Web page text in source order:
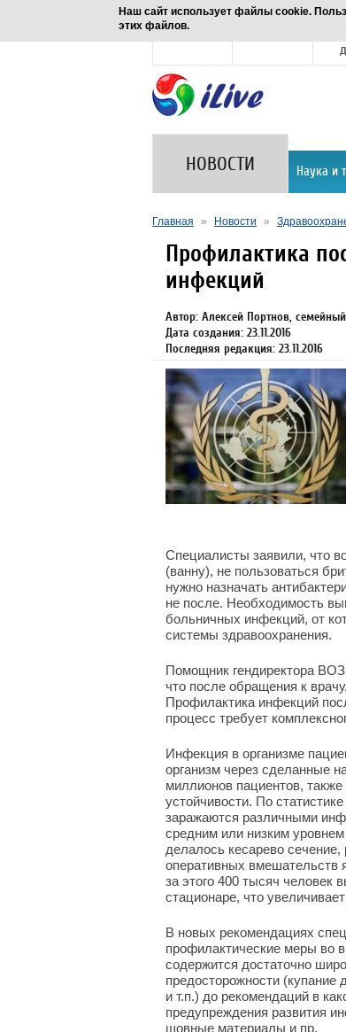
Наш сайт использует файлы cookie.
этих файлов.Новости
НОВОСТИ Наука и
Главная » Новости »
Профилактика
инфекций
Автор: Алексей Портнов,
Дата создания: 23.11.2016
Последняя редакция: 23.11.2016
Специалисты заявили, что
(ванну), не пользоваться
нужно назначать
не после. Необходимость
больничных инфекций, от
системы здравоохранения.
Помощник гендиректора ВОЗ
что после обращения к
Профилактика инфекций
процесс требует
Инфекция в организме
организм через сделанные
миллионов пациентов,
устойчивости. По
заражаются различными
средним или низким
делалось кесарево сечение,
оперативных
за этого 400 тысяч человек
стационаре, что
В новых рекомендациях
профилактические меры во
содержится достаточно
предосторожности (купание
и т.п.) до рекомендаций в
предупреждения развития
шовные материалы и пр.